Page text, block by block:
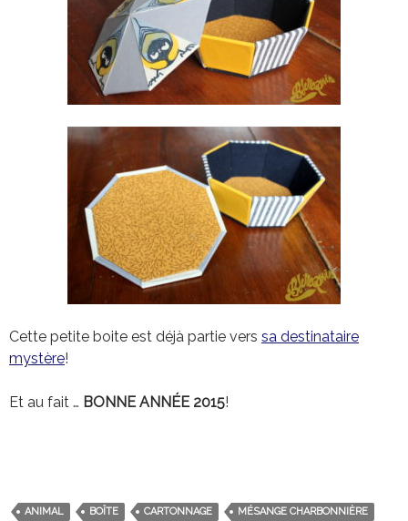
Cette petite boite est déjà partie vers sa destinataire
mystère!
Et au fait … BONNE ANNÉE 2015!
ANIMAL BOÎTE CARTONNAGE MÉSANGE CHARBONNIÈRE